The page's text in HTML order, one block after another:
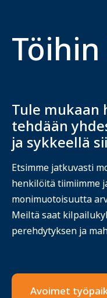
Töihin
Tule mukaan
tehdään
ja sykkeellä
Etsimme jatkuvasti
henkilöitä tiimiimme
monimuotoisuutta
Meiltä saat
perehdytyksen ja
Avoimet